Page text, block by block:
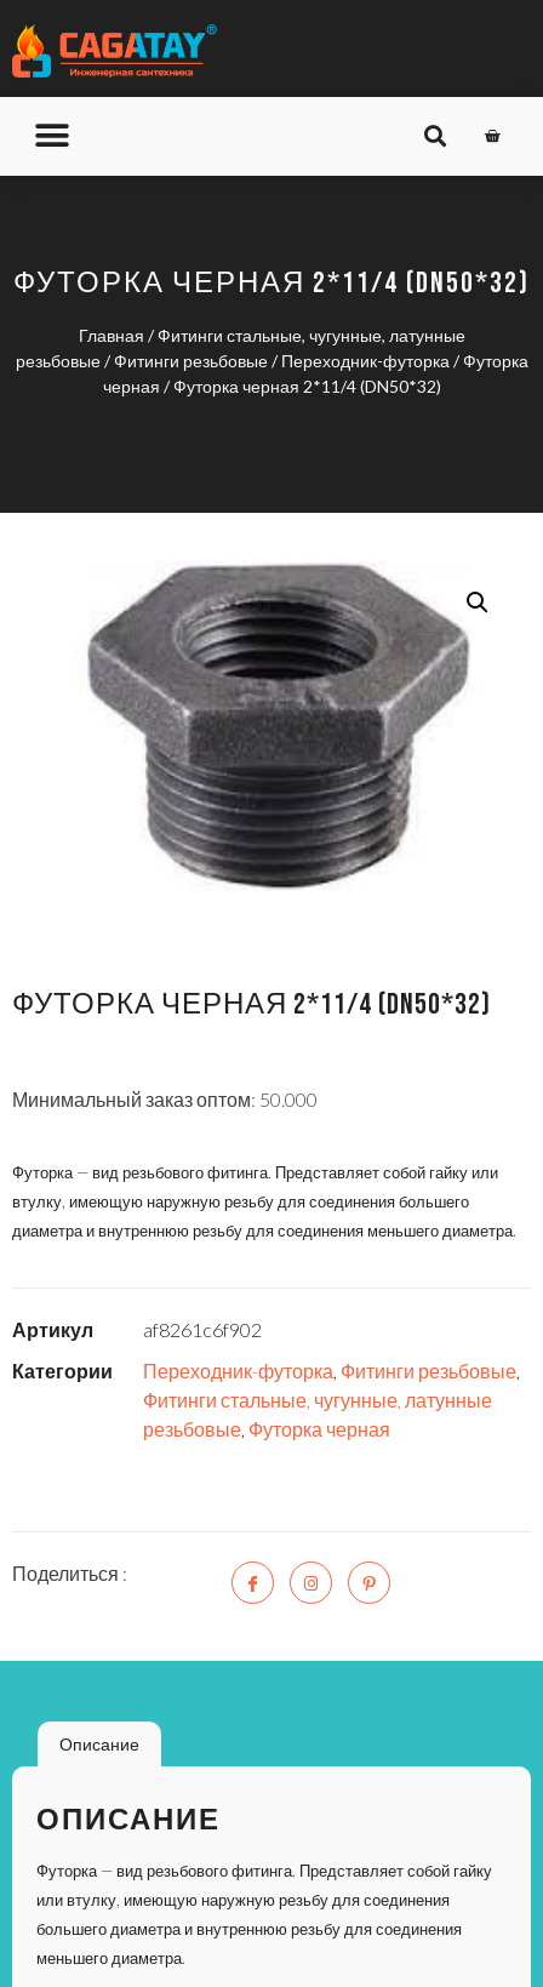
ФУТОРКА ЧЕРНАЯ 2*11/4 (DN50*32)
Главная /Фитинги стальные, чугунные, латунные
резьбовые/Фитинги резьбовые/Переходник-футорка /Футорка
черная / Футорка черная 2*11/4 (DN50*32)
ФУТОРКА ЧЕРНАЯ 2*11/4 (DN50*32)
Минимальный заказ оптом: 50.000
Футорка — вид резьбового фитинга. Представляет собой гайку или
втулку, имеющую наружную резьбу для соединения большего
диаметра и внутреннюю резьбу для соединения меньшего диаметра.
Артикул
af8261c6f902
Категории
Переходник-футорка, Фитинги резьбовые,
Фитинги стальные, чугунные, латунные
резьбовые, Футорка черная
Поделиться :
Описание
ОПИСАНИЕ
Футорка — вид резьбового фитинга. Представляет собой гайку
или втулку, имеющую наружную резьбу для соединения
большего диаметра и внутреннюю резьбу для соединения
меньшего диаметра.